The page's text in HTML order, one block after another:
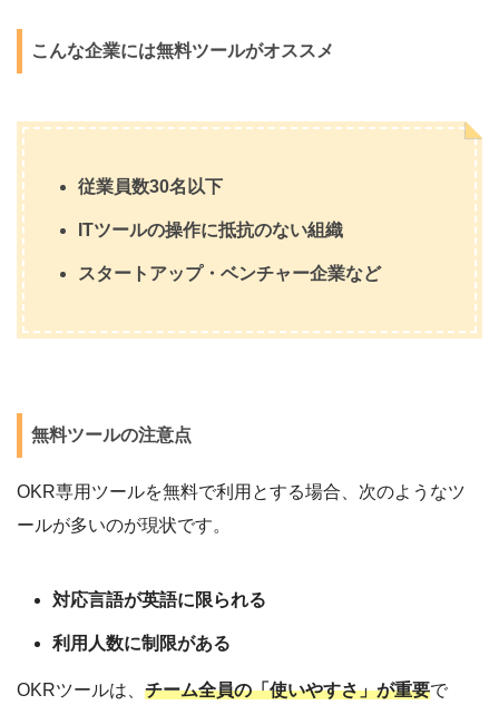
こんな企業には無料ツールがオススメ
従業員数30名以下
ITツールの操作に抵抗のない組織
スタートアップ・ベンチャー企業など
無料ツールの注意点
OKR専用ツールを無料で利用とする場合、次のようなツ
ールが多いのが現状です。
対応言語が英語に限られる
利用人数に制限がある
OKRツールは、 チーム全員の「使いやすさ」が重要で